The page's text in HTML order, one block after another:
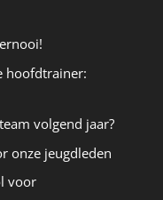
hoofdtrainer:
volgend jaar?
onze jeugdleden
voor